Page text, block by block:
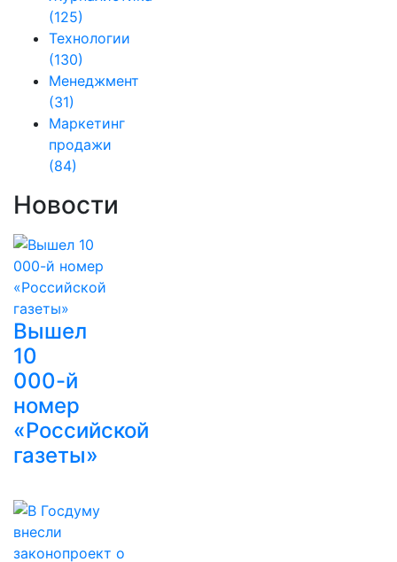
(125)
Технологии
(130)
Менеджмент
(31)
Маркетинг
продажи
(84)
Новости
Вышел
10
000-й
номер
«Российской
газеты»